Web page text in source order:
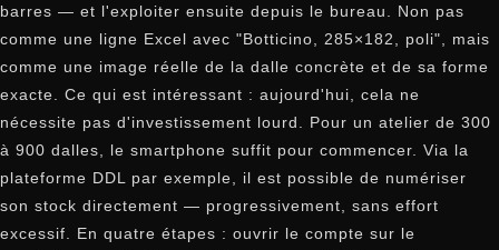
barres — et l'exploiter ensuite depuis le bureau. Non pas
comme une ligne Excel avec "Botticino, 285×182, poli", mais
comme une image réelle de la dalle concrète et de sa forme
exacte. Ce qui est intéressant : aujourd'hui, cela ne
nécessite pas d'investissement lourd. Pour un atelier de 300
à 900 dalles, le smartphone suffit pour commencer. Via la
plateforme DDL par exemple, il est possible de numériser
son stock directement — progressivement, sans effort
excessif. En quatre étapes : ouvrir le compte sur le